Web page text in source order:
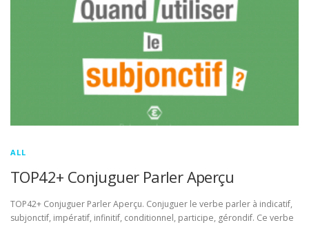
ALL
TOP42+ Conjuguer Parler Aperçu
TOP42+ Conjuguer Parler Aperçu. Conjuguer le verbe parler à indicatif,
subjonctif, impératif, infinitif, conditionnel, participe, gérondif. Ce verbe